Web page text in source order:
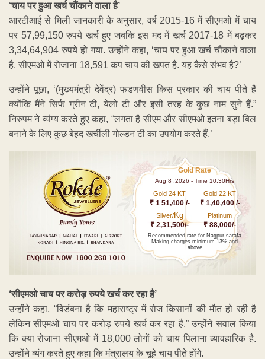
‘चाय पर हुआ खर्च चौंकाने वाला है’
आरटीआई से मिली जानकारी के अनुसार, वर्ष 2015-16 में सीएमओ में चाय
पर 57,99,150 रुपये खर्च हुए जबकि इस मद में खर्च 2017-18 में बढ़कर
3,34,64,904 रुपये हो गया. उन्होंने कहा, ‘चाय पर हुआ खर्च चौंकाने वाला
है. सीएमओ में रोजाना 18,591 कप चाय की खपत है. यह कैसे संभव है?’
उन्होंने पूछा, ‘(मुख्यमंत्री देवेंद्र) फडणवीस किस प्रकार की चाय पीते हैं
क्योंकि मैंने सिर्फ ग्रीन टी, येलो टी और इसी तरह के कुछ नाम सुने हैं.”
निरुपम ने व्यंग्य करते हुए कहा, “लगता है सीएम और सीएमओ इतना बड़ा बिल
बनाने के लिए कुछ बेहद खर्चीली गोल्डन टी का उपयोग करते हैं.’
Gold Rate
Aug 8 ,2026 - Time 10.30Hrs
Gold 24 KT
₹ 1 51,400 /-
Gold 22 KT
₹ 1,40,400 /-
Silver/Kg
₹ 2,31,500/-
Platinum
₹ 88,000/-
Recommended rate for Nagpur sarafa
Making charges minimum 13% and
above
‘सीएमओ चाय पर करोड़ रुपये खर्च कर रहा है’
उन्होंने कहा, “विडंबना है कि महाराष्ट्र में रोज किसानों की मौत हो रही है
लेकिन सीएमओ चाय पर करोड़ रुपये खर्च कर रहा है.” उन्होंने सवाल किया
कि क्या रोजाना सीएमओ में 18,000 लोगों को चाय पिलाना व्यावहारिक है.
उन्होंने व्यंग करते हुए कहा कि मंत्रालय के चूहे चाय पीते होंगे.